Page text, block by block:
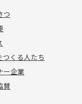
つ
つくる人たち
ー企業
賛